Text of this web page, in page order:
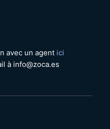
avec un agent ici
à info@zoca.es